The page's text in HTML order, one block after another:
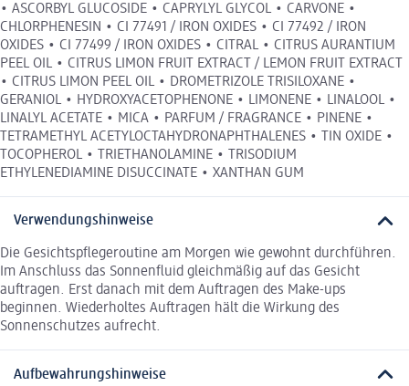
• ASCORBYL GLUCOSIDE • CAPRYLYL GLYCOL • CARVONE •
CHLORPHENESIN • CI 77491 / IRON OXIDES • CI 77492 / IRON
OXIDES • CI 77499 / IRON OXIDES • CITRAL • CITRUS AURANTIUM
PEEL OIL • CITRUS LIMON FRUIT EXTRACT / LEMON FRUIT EXTRACT
• CITRUS LIMON PEEL OIL • DROMETRIZOLE TRISILOXANE •
GERANIOL • HYDROXYACETOPHENONE • LIMONENE • LINALOOL •
LINALYL ACETATE • MICA • PARFUM / FRAGRANCE • PINENE •
TETRAMETHYL ACETYLOCTAHYDRONAPHTHALENES • TIN OXIDE •
TOCOPHEROL • TRIETHANOLAMINE • TRISODIUM
ETHYLENEDIAMINE DISUCCINATE • XANTHAN GUM
Verwendungshinweise
Die Gesichtspflegeroutine am Morgen wie gewohnt durchführen.
Im Anschluss das Sonnenfluid gleichmäßig auf das Gesicht
auftragen. Erst danach mit dem Auftragen des Make-ups
beginnen. Wiederholtes Auftragen hält die Wirkung des
Sonnenschutzes aufrecht.
Aufbewahrungshinweise